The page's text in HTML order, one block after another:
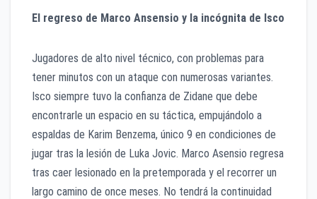
El regreso de Marco Ansensio y la incógnita de Isco
Jugadores de alto nivel técnico, con problemas para
tener minutos con un ataque con numerosas variantes.
Isco siempre tuvo la confianza de Zidane que debe
encontrarle un espacio en su táctica, empujándolo a
espaldas de Karim Benzema, único 9 en condiciones de
jugar tras la lesión de Luka Jovic. Marco Asensio regresa
tras caer lesionado en la pretemporada y el recorrer un
largo camino de once meses. No tendrá la continuidad